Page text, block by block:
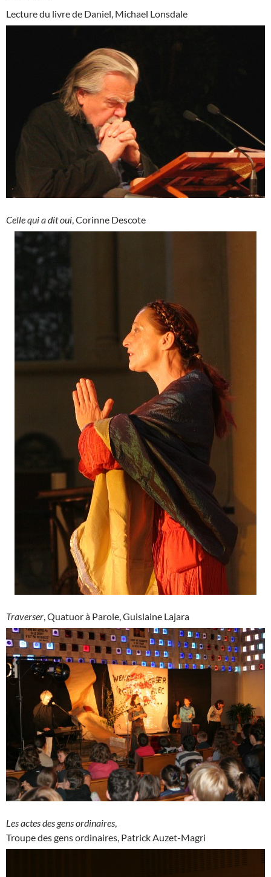
Lecture du livre de Daniel, Michael Lonsdale
Celle qui a dit oui, Corinne Descote
Traverser, Quatuor à Parole, Guislaine Lajara
Les actes des gens ordinaires
Troupe des gens ordinaires, Patrick Auzet-Magri